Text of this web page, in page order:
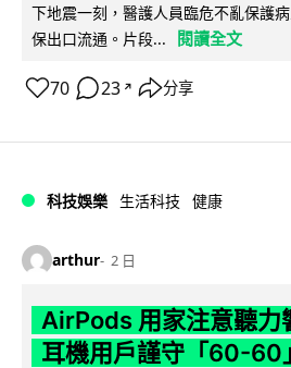
下地震一刻，醫護人員臨危不亂保護
保出口流通。片段...
閱讀全文
70 23 ↗ 分享
科技娛樂 生活科技 健康
arthur 2 日
AirPods 用家注意聽力
耳機用戶謹守「60-60